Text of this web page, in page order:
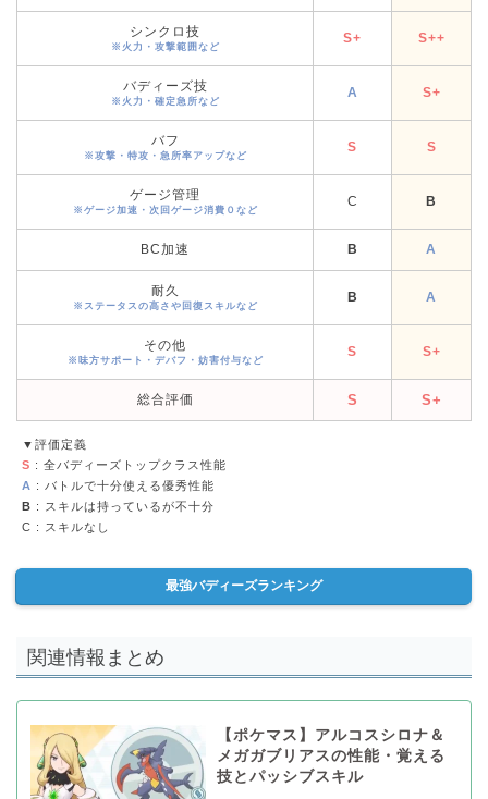
シンクロ技
※火力・攻撃範囲など
S+ S++
バディーズ技
※火力・確定急所など
A S+
バフ
※攻撃・特攻・急所率アップなど
S S
ゲージ管理
※ゲージ加速・次回ゲージ消費０など
C B
BC加速 B A
耐久
※ステータスの高さや回復スキルなど
B A
その他
※味方サポート・デバフ・妨害付与など
S S+
総合評価 S S+
▼評価定義
S : 全バディーズトップクラス性能
A : バトルで十分使える優秀性能
B : スキルは持っているが不十分
C : スキルなし
最強バディーズランキング
関連情報まとめ
【ポケマス】アルコスシロナ＆
メガガブリアスの性能・覚える
技とパッシブスキル